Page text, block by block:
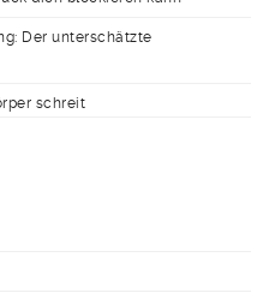
Der unterschätzte
schreit